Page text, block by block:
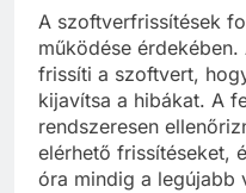
A szoftverfrissítések
működése
frissíti a szoftvert,
kijavítsa a hibákat. A
rendszeresen
elérhető frissítéseket,
óra mindig a legújabb